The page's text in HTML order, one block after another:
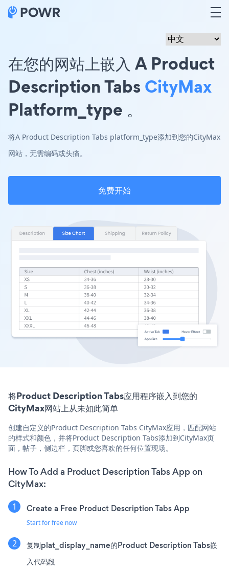
在您的网站上嵌入 A Product
Description TabsCityMax
Platform_type 。
将A Product Description Tabs platform_type添加到您的CityMax
网站，无需编码或头痛。
免费开始
将Product Description Tabs应用程序嵌入到您的
CityMax网站上从未如此简单
创建自定义的Product Description Tabs CityMax应用，匹配网站
的样式和颜色，并将Product Description Tabs添加到CityMax页
面，帖子，侧边栏，页脚或您喜欢的任何位置现场。
How To Add a Product Description Tabs App on
CityMax:
Create a Free Product Description Tabs App
Start for free now
复制plat_display_name的Product Description Tabs嵌
入代码段